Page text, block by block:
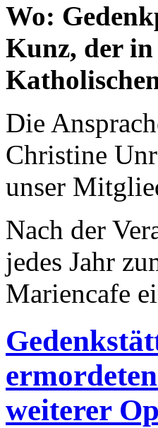
Wo:
Kunz, der
Die
Christine
unser
Nach der
jedes Jahr
Mariencafe
weiterer